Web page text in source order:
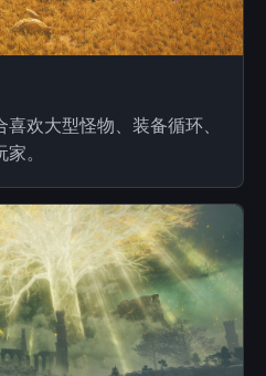
欢大型怪物、装备循环、
。